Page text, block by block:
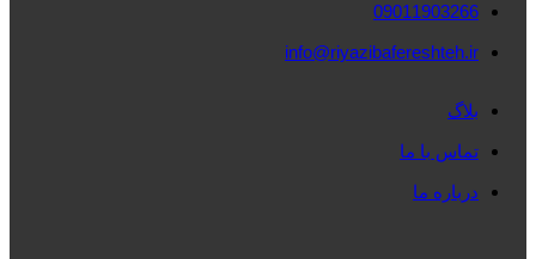
09011903266
info@riyazibafereshteh.ir
بلاگ
تماس با ما
درباره ما